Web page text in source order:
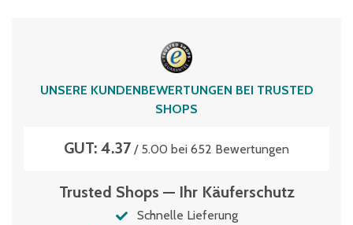
UNSERE KUNDENBEWERTUNGEN BEI TRUSTED
SHOPS
GUT: 4.37 / 5.00 bei 652 Bewertungen
Trusted Shops — Ihr Käuferschutz
Schnelle Lieferung